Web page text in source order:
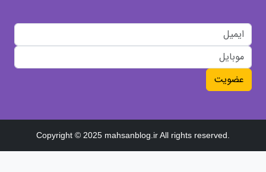
عضویت
Copyright © 2025 mahsanblog.ir All rights reserved.